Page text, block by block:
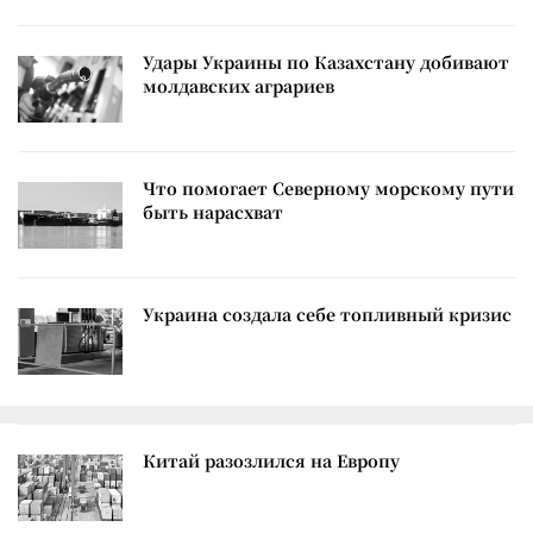
Удары Украины по Казахстану добивают
молдавских аграриев
Что помогает Северному морскому пути
быть нарасхват
Украина создала себе топливный кризис
Китай разозлился на Европу